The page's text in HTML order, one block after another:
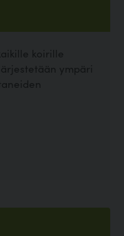
koirille
ympäri